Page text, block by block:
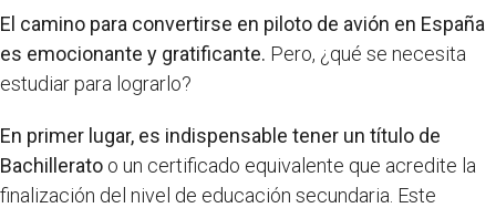
El camino para convertirse en piloto de avión en España
es emocionante y gratificante. Pero, ¿qué se necesita
estudiar para lograrlo?
En primer lugar, es indispensable tener un título de
Bachillerato o un certificado equivalente que acredite la
finalización del nivel de educación secundaria. Este